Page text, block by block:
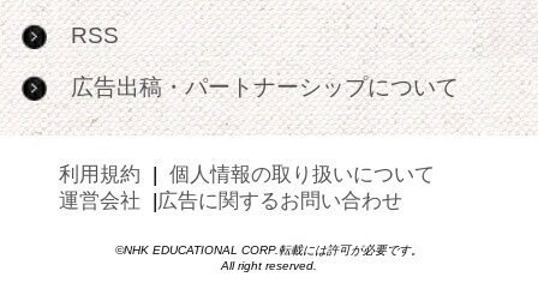
RSS
広告出稿・パートナーシップについて
利用規約 |個人情報の取り扱いについて
運営会社
広告に関するお問い合わせ
©NHK EDUCATIONAL CORP.転載には許可が必要です。
All right reserved.